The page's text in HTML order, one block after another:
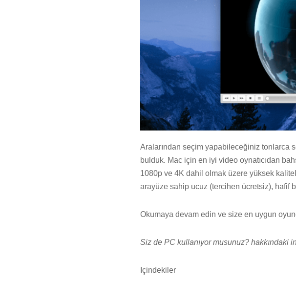
Aralarından seçim yapabileceğiniz tonlarca
bulduk. Mac için en iyi video oynatıcıdan
1080p ve 4K dahil olmak üzere yüksek
arayüze sahip ucuz (tercihen ücretsiz), hafif
Okumaya devam edin ve size en uygun
Siz de PC kullanıyor musunuz? hakkındaki
Içindekiler